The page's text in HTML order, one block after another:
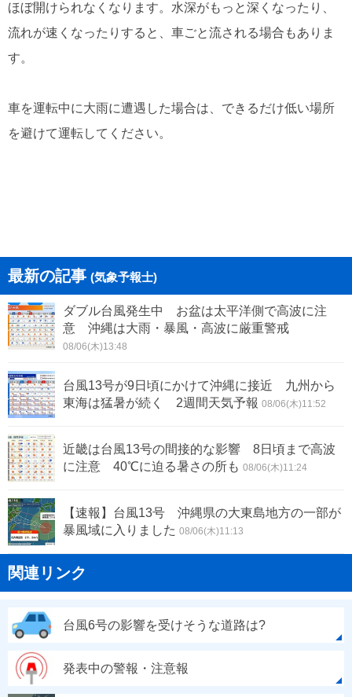
ほぼ開けられなくなります。水深がもっと深くなったり、
流れが速くなったりすると、車ごと流される場合もありま
す。
車を運転中に大雨に遭遇した場合は、できるだけ低い場所
を避けて運転してください。
最新の記事 (気象予報士)
ダブル台風発生中 お盆は太平洋側で高波に注
意 沖縄は大雨・暴風・高波に厳重警戒
08/06(木)13:48
台風13号が9日頃にかけて沖縄に接近 九州から
東海は猛暑が続く 2週間天気予報 08/06(木)11:52
近畿は台風13号の間接的な影響 8日頃まで高波
に注意 40℃に迫る暑さの所も 08/06(木)11:24
【速報】台風13号 沖縄県の大東島地方の一部が
暴風域に入りました 08/06(木)11:13
関連リンク
台風6号の影響を受けそうな道路は?
発表中の警報・注意報